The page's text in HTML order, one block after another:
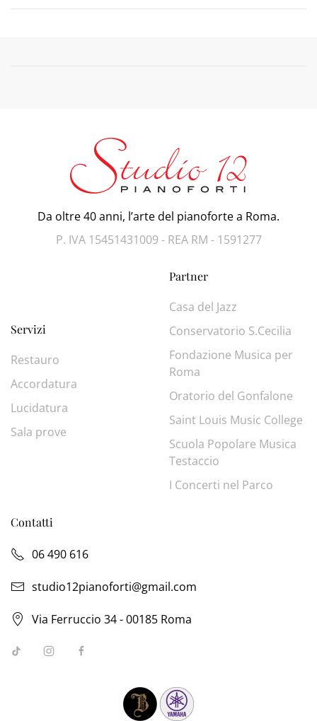
Da oltre 40 anni, l’arte del pianoforte a Roma.
P. IVA 15451431009 - REA RM - 1591277
Servizi
Restauro
Accordatura
Lucidatura
Sala prove
Partner
Casa del Jazz
Conservatorio S.Cecilia
Fondazione Musica per
Roma
Oratorio del Gonfalone
Saint Louis Music College
Scuola Popolare Musica
Testaccio
I Concerti nel Parco
Contatti
06 490 616
studio12pianoforti@gmail.com
Via Ferruccio 34 - 00185 Roma